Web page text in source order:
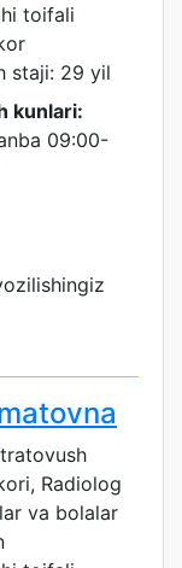
toifali
staji: 29 yil
kunlari:
09:00-
Radiolog
va bolalar